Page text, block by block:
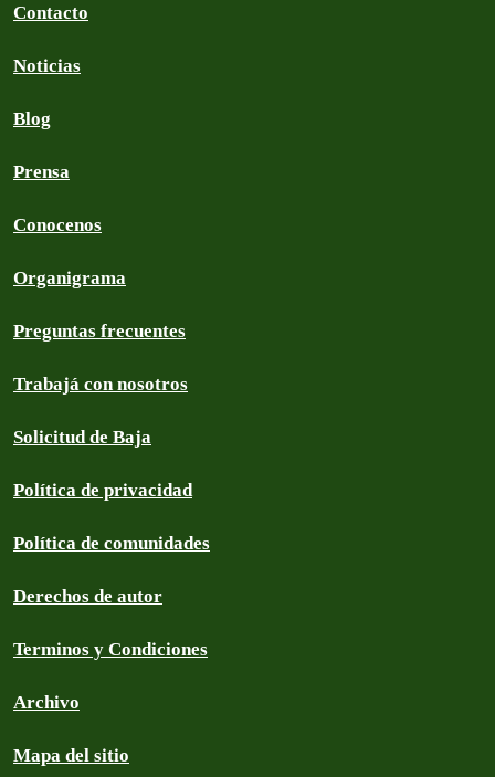
Contacto
Noticias
Blog
Prensa
Conocenos
Organigrama
Preguntas frecuentes
Trabajá con nosotros
Solicitud de Baja
Política de privacidad
Política de comunidades
Derechos de autor
Terminos y Condiciones
Archivo
Mapa del sitio